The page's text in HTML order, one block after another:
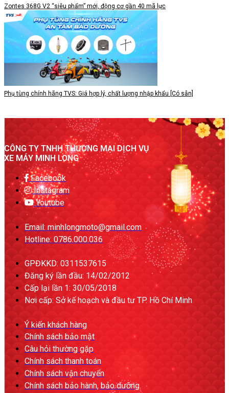
Zontes 368G V2 “siêu phẩm” mới, động cơ gần 40 mã lực
Phụ tùng chính hãng TVS: Giá hợp lý, chất lượng nhập khẩu [Có sẵn]
CÔNG TY TNHH THƯƠNG MẠI DỊCH VỤ
XE MÁY MINH LONG
Facebook
Instagram
Youtube
Email: minhlongmoto@gmail.com
Hotline: 0786.000.036
GPĐKKD: 0311537615
Đăng ký lần đầu: 14/02/2012
Cấp lại lần 1: 30/05/2018
Nơi cấp: Sở kế hoạch và đầu tư TP. Hồ Chí Minh
Ý kiến khách hàng
Chính sách bảo mật
Câu hỏi thường gặp
Chính sách thanh toán
Chính sách vận chuyển
Chính sách bảo hành, bảo dưỡng